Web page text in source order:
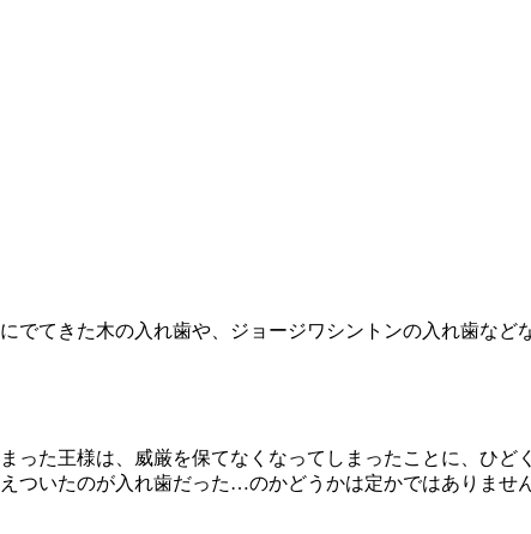
でてきた木の入れ歯や、ジョージワシントンの入れ歯な
った王様は、威厳を保てなくなってしまったことに、ひど
ついたのが入れ歯だった…のかどうかは定かではありませ